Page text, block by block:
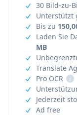
30 Bild-zu-
Unterstützt
Bis zu
Laden Sie
MB
Translate
Pro OCR
i
Jederzeit
Ad free